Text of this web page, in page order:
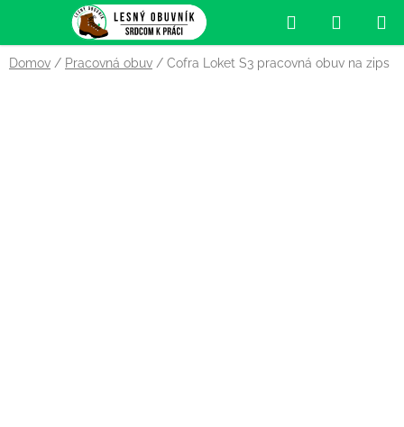
obsah
Hľadať
KOŠÍK
Domov / Pracovná obuv / Cofra Loket S3 pracovná obuv na zips